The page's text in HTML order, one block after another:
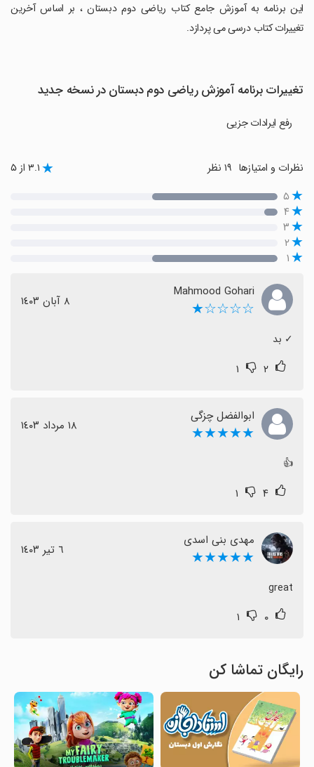
این برنامه به آموزش جامع کتاب ریاضی دوم دبستان ، بر اساس آخرین
تغییرات کتاب درسی می پردازد.
تغییرات برنامه آموزش ریاضی دوم دبستان در نسخه جدید
رفع ایرادات جزیی
نظرات و امتیازها ۳.۱ از ۵
۵
۴
۳
۲
۱
Mahmood Gohari
☆☆☆☆★ ٨ آبان ١٤٠٣
‏✓ بد
۲ ۱
ابوالفضل چزگی
★★★★★ ١٨ مرداد ١٤٠٣
👍
۴ ۱
مهدی بنی اسدی
★★★★★ ٦ تیر ١٤٠٣
great
۰ ۱
رایگان تماشا کن